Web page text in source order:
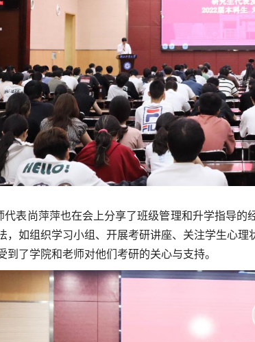
代表尚萍萍也在会上分享了班级管理和升学指导
，如组织学习小组、开展考研讲座、关注学生心理
到了学院和老师对他们考研的关心与支持。